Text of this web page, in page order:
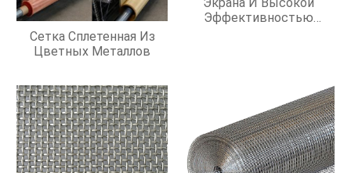
Сетка Сплетенная Из
Цветных Металлов
Эффективностью